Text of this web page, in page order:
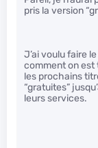
pris la version
J’ai voulu faire
comment on est
les prochains
“gratuites”
leurs services.